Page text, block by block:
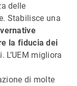
delle
Stabilisce una
la fiducia dei
migliora
di molte